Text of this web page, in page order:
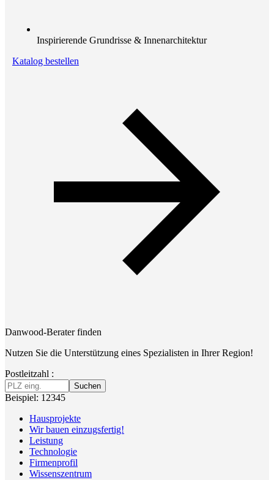
Inspirierende Grundrisse & Innenarchitektur
Katalog bestellen
Danwood-Berater finden
Nutzen Sie die Unterstützung eines Spezialisten in Ihrer Region!
Postleitzahl :
Suchen
Beispiel: 12345
Hausprojekte
Wir bauen einzugsfertig!
Leistung
Technologie
Firmenprofil
Wissenszentrum